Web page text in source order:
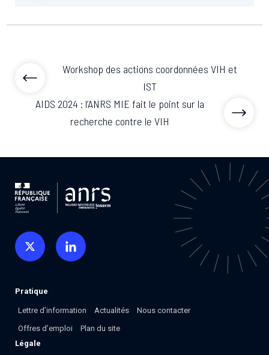
Workshop des actions coordonnées VIH et
IST
AIDS 2024 : l’ANRS MIE fait le point sur la
recherche contre le VIH
Pratique
Lettre d’information Actualités
Nous contacter
Offres d’emploi
Plan du site
Légale